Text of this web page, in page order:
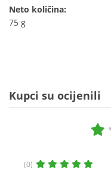
Neto količina:
75 g
Kupci su ocijenili
(0)